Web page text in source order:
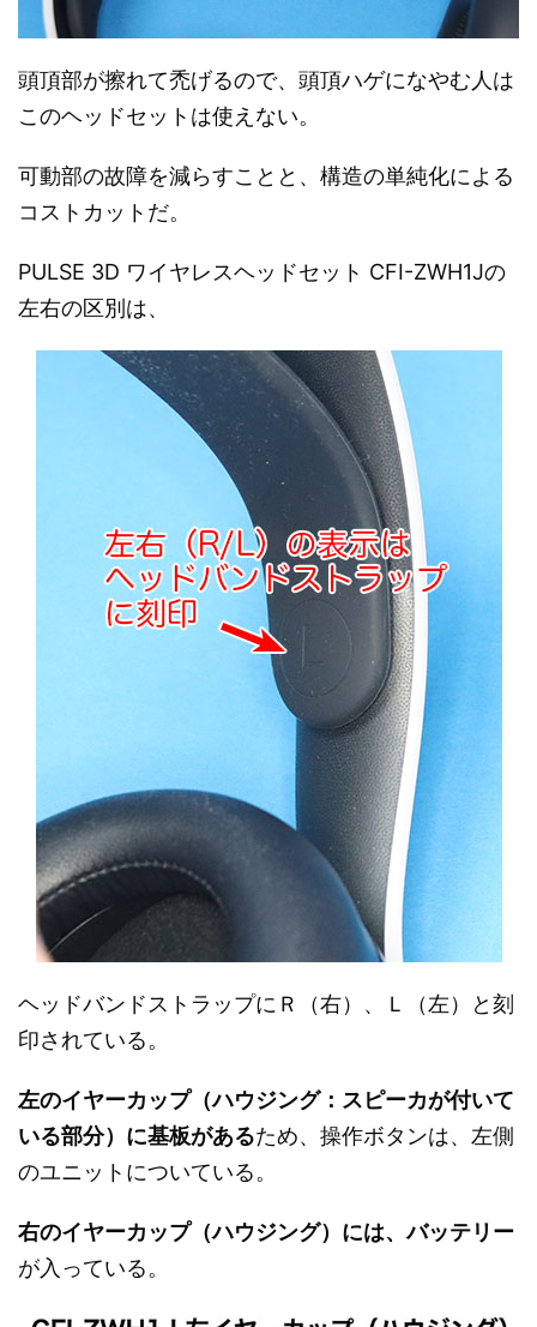
頭頂部が擦れて禿げるので、頭頂ハゲになやむ人は
このヘッドセットは使えない。
可動部の故障を減らすことと、構造の単純化による
コストカットだ。
PULSE 3D ワイヤレスヘッドセット CFI-ZWH1Jの
左右の区別は、
ヘッドバンドストラップにＲ（右）、Ｌ（左）と刻
印されている。
左のイヤーカップ（ハウジング：スピーカが付いて
いる部分）に基板があるため、操作ボタンは、左側
のユニットについている。
右のイヤーカップ（ハウジング）には、バッテリー
が入っている。